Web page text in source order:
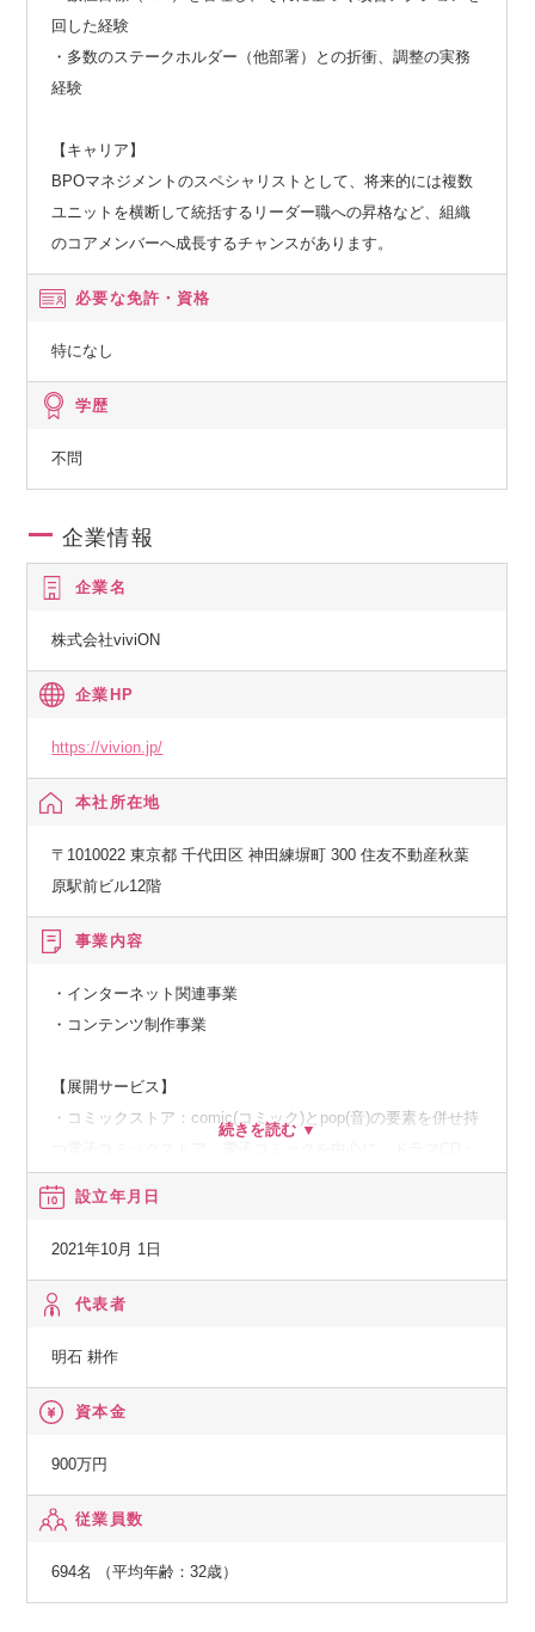
回した経験
・多数のステークホルダー（他部署）との折衝、調整の実務
経験
【キャリア】
BPOマネジメントのスペシャリストとして、将来的には複数
ユニットを横断して統括するリーダー職への昇格など、組織
のコアメンバーへ成長するチャンスがあります。
必要な免許・資格
特になし
学歴
不問
企業情報
企業名
株式会社viviON
企業HP
https://vivion.jp/
本社所在地
〒1010022 東京都 千代田区 神田練塀町 300 住友不動産秋葉
原駅前ビル12階
事業内容
・インターネット関連事業
・コンテンツ制作事業
【展開サービス】
・コミックストア：comic(コミック)とpop(音)の要素を併せ持
・スタジオ：通常の音声収録や配信番組の収録、ボーカル収
録だけでなく、『バイノーラル音声』の収録にも対応したス
・マッチングサービス：作品・プロフィールを登録すれば、
※同社は1994年に創立された株式会社エイシスの親会社とし
て2021年に設立されました。同社に株式会社エイシスの一部
事業及び子会社株式を承継しております。
設立年月日
2021年10月 1日
代表者
明石 耕作
資本金
900万円
従業員数
694名 （平均年齢：32歳）